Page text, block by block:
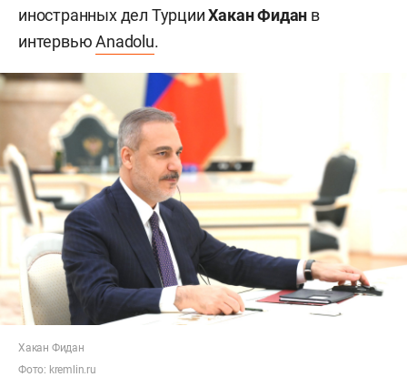
иностранных дел ТурцииХакан Фидан в
интервьюAnadolu.
Хакан Фидан
Фото: kremlin.ru